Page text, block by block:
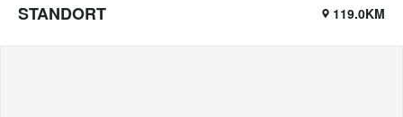
STANDORT 119.0KM